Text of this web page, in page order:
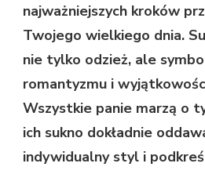
najważniejszych kroków
Twojego wielkiego dnia.
nie tylko odzież, ale
romantyzmu i
Wszystkie panie marzą o
ich sukno dokładnie
indywidualny styl i